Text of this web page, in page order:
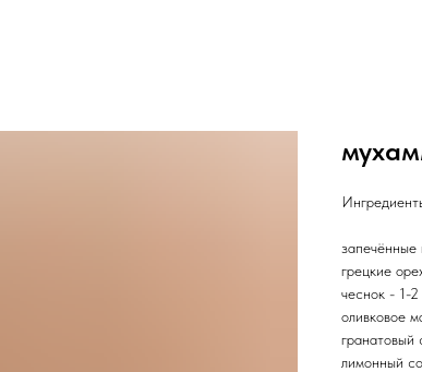
грецкие
чеснок - 1-2
оливковое
гранатовый
лимонный